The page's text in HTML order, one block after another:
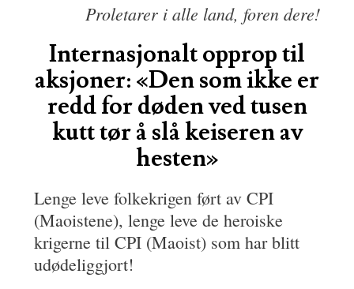
Proletarer i alle land, foren dere!
Internasjonalt opprop til
aksjoner: «Den som ikke er
redd for døden ved tusen
kutt tør å slå keiseren av
hesten»
Lenge leve folkekrigen ført av CPI
(Maoistene), lenge leve de heroiske
krigerne til CPI (Maoist) som har blitt
udødeliggjort!